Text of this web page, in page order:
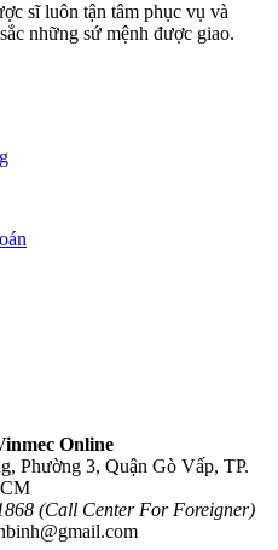
sĩ luôn tận tâm phục vụ và
những sứ mệnh được giao.
Online
Phường 3, Quận Gò Vấp, TP.
(Call Center For Foreigner)